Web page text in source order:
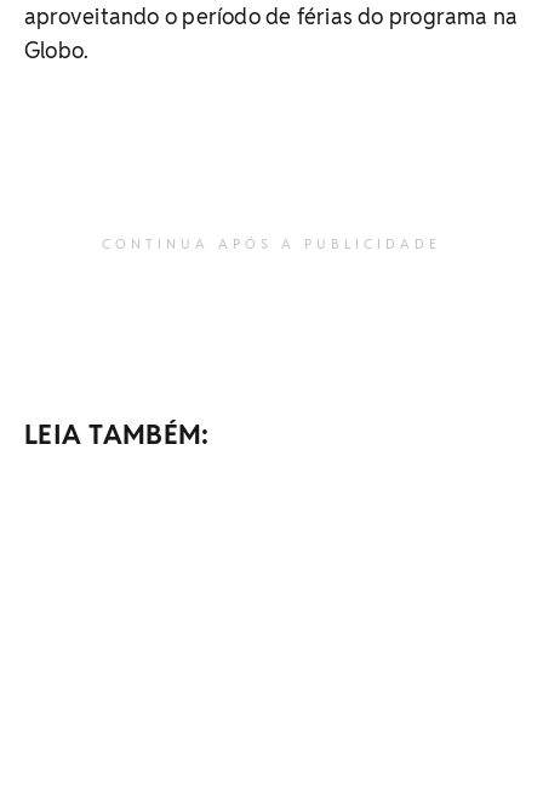
aproveitando o período de férias do programa na
Globo.
CONTINUA APÓS A PUBLICIDADE
LEIA TAMBÉM: